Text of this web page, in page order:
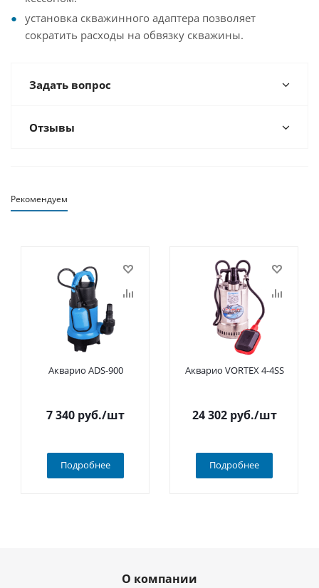
установка скважинного адаптера позволяет
сократить расходы на обвязку скважины.
Задать вопрос
Отзывы
Рекомендуем
Акварио ADS-900
7 340 руб./шт
Подробнее
Акварио VORTEX 4-4SS
24 302руб./шт
Подробнее
О компании